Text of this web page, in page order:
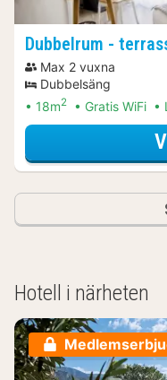
Dubbelrum -
Max 2 vuxna
Dubbelsäng
18m2 Gratis WiFi
Hotell i närheten